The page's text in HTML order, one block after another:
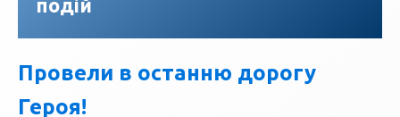
подій
Провели в останню дорогу
Героя!